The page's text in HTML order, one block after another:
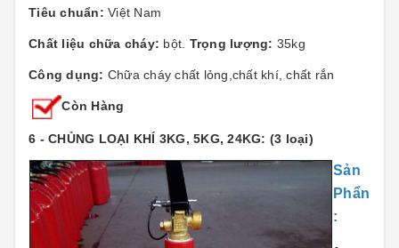
Tiêu chuẩn: Việt Nam
Chất liệu chữa cháy: bột. Trọng lượng: 35kg
Công dụng: Chữa cháy chất lỏng,chất khí, chất rắn
Còn Hàng
6 - CHỦNG LOẠI KHÍ 3KG, 5KG, 24KG: (3 loại)
Sản
Phẩn
: